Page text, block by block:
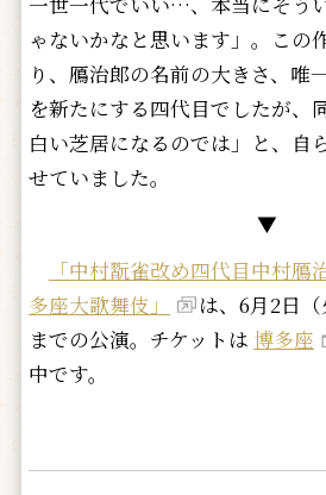
ゃないかなと思います」。この
り、鴈治郎の名前の大きさ、唯
を新たにする四代目でしたが、
白い芝居になるのでは」と、自
せていました。
▼
「中村翫雀改め四代目中村鴈
多座大歌舞伎」
は、6月2日（
までの公演。チケットは 博多座
中です。